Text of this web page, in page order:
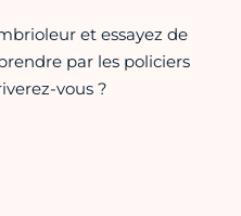
et essayez de
par les policiers
vous ?